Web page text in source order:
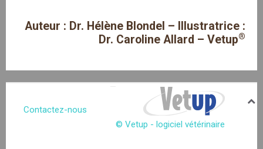
Auteur : Dr. Hélène Blondel – Illustratrice :
Dr. Caroline Allard – Vetup®
© Vetup - logiciel vétérinaire
Contactez-nous